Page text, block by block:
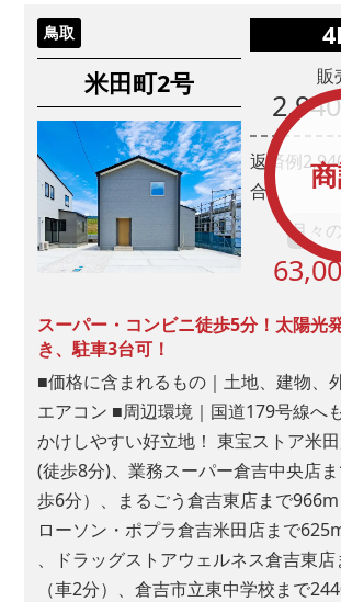
鳥取
米田町2号 販
2,940
返済例
合
月々
スーパー・コンビニ徒歩5分！太陽光
き、駐車3台可！
■価格に含まれるもの｜土地、建物、
エアコン ■周辺環境｜国道179号線へ
かけしやすい好立地！ 東宝ストア米
(徒歩8分)、業務スーパー倉吉中央店
歩6分）、まるごう倉吉東店まで966m
ローソン・ポプラ倉吉米田店まで
、ドラッグストアウェルネス倉吉東
（車2分）、倉吉市立東中学校まで
はい
いいえ
■問３.山陰ライフへのお問い合わせのきっか
数回答可）
ネット検索
「検索」とお答えになった方はどんなキ
で検索されましたか?
ホームページ"
スーモ
山陰ライフ
マチリブ不動産
アットホーム
山陰不動産ナビ